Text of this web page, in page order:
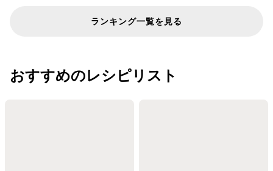
ランキング一覧を見る
おすすめのレシピリスト